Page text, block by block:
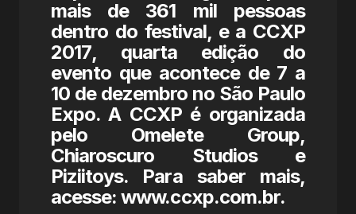
mais de 361 mil pessoas
dentro do festival, e a CCXP
2017, quarta edição do
evento que acontece de 7 a
10 de dezembro no São Paulo
Expo. A CCXP é organizada
pelo Omelete Group,
Chiaroscuro Studios e
Piziitoys. Para saber mais,
acesse: www.ccxp.com.br.